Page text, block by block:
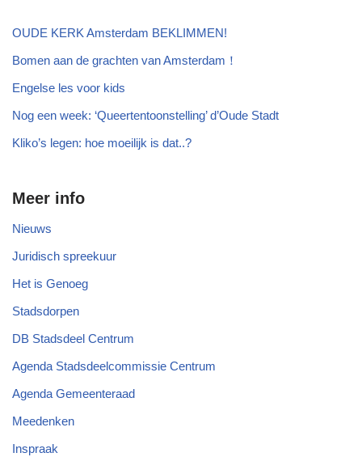
OUDE KERK Amsterdam BEKLIMMEN!
Bomen aan de grachten van Amsterdam！
Engelse les voor kids
Nog een week: ‘Queertentoonstelling’ d’Oude Stadt
Kliko’s legen: hoe moeilijk is dat..?
Meer info
Nieuws
Juridisch spreekuur
Het is Genoeg
Stadsdorpen
DB Stadsdeel Centrum
Agenda Stadsdeelcommissie Centrum
Agenda Gemeenteraad
Meedenken
Inspraak